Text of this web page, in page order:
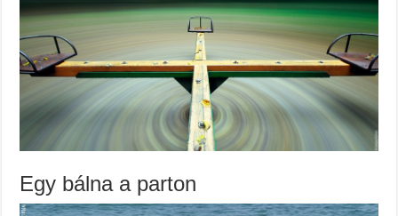
Egy bálna a parton